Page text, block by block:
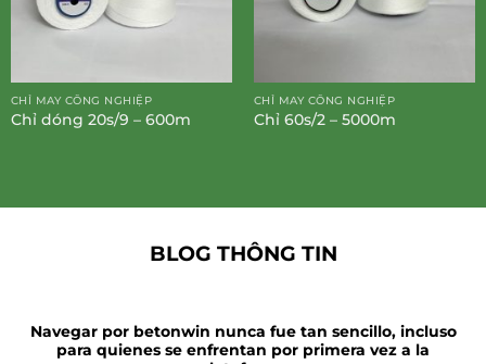
CHỈ MAY CÔNG NGHIỆP
Chỉ dóng 20s/9 – 600m
CHỈ MAY CÔNG NGHIỆP
Chỉ 60s/2 – 5000m
BLOG THÔNG TIN
Navegar por betonwin nunca fue tan sencillo, incluso
para quienes se enfrentan por primera vez a la